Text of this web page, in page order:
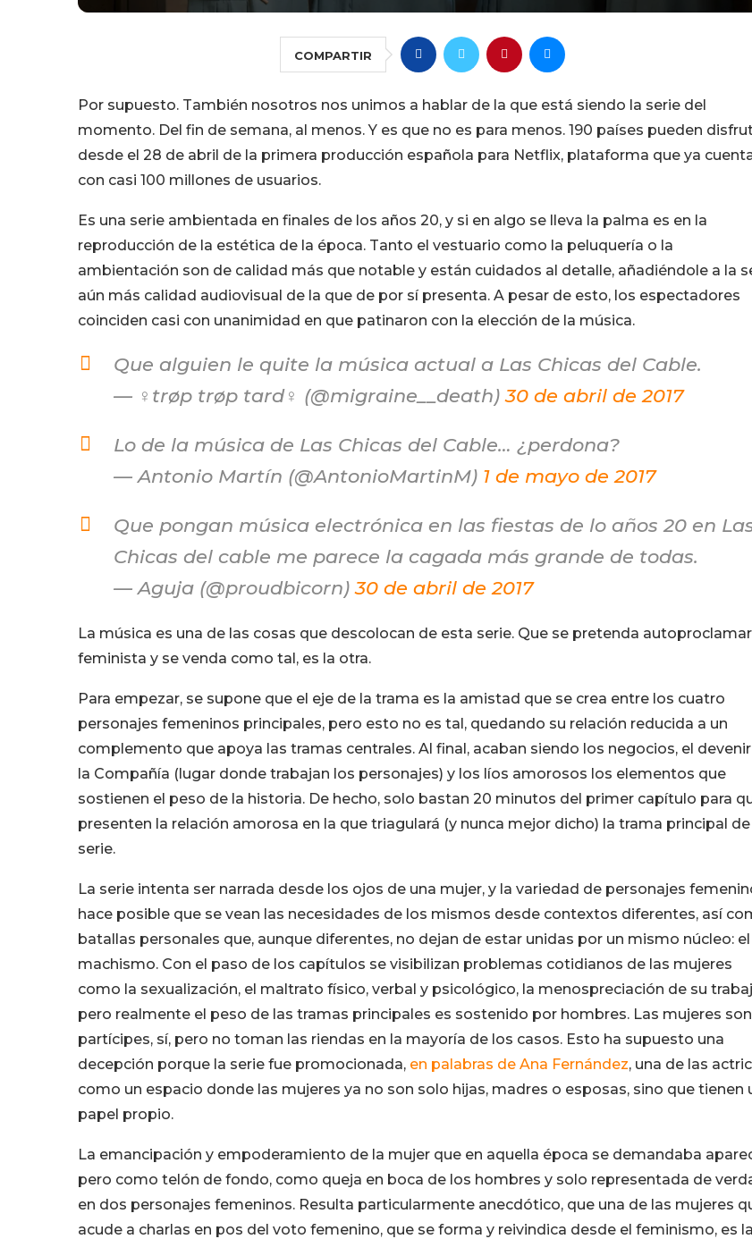
COMPARTIR
Por supuesto. También nosotros nos unimos a hablar de la que está siendo la serie del
momento. Del fin de semana, al menos. Y es que no es para menos. 190 países pueden
desde el 28 de abril de la primera producción española para Netflix, plataforma que ya
con casi 100 millones de usuarios.
Es una serie ambientada en finales de los años 20, y si en algo se lleva la palma es en la
reproducción de la estética de la época. Tanto el vestuario como la peluquería o la
ambientación son de calidad más que notable y están cuidados al detalle, añadiéndole a la
aún más calidad audiovisual de la que de por sí presenta. A pesar de esto, los espectadores
coinciden casi con unanimidad en que patinaron con la elección de la música.
Que alguien le quite la música actual a Las Chicas del Cable.
— ♀trøp trøp tard♀ (@migraine__death)30 de abril de 2017
Lo de la música de Las Chicas del Cable… ¿perdona?
— Antonio Martín (@AntonioMartinM) 1 de mayo de 2017
Que pongan música electrónica en las fiestas de lo años 20 en
Chicas del cable me parece la cagada más grande de todas.
— Aguja (@proudbicorn)30 de abril de 2017
La música es una de las cosas que descolocan de esta serie. Que se pretenda autoproclamar
feminista y se venda como tal, es la otra.
Para empezar, se supone que el eje de la trama es la amistad que se crea entre los cuatro
personajes femeninos principales, pero esto no es tal, quedando su relación reducida a un
complemento que apoya las tramas centrales. Al final, acaban siendo los negocios, el
la Compañía (lugar donde trabajan los personajes) y los líos amorosos los elementos que
sostienen el peso de la historia. De hecho, solo bastan 20 minutos del primer capítulo para
presenten la relación amorosa en la que triagulará (y nunca mejor dicho) la trama principal de
serie.
La serie intenta ser narrada desde los ojos de una mujer, y la variedad de personajes
hace posible que se vean las necesidades de los mismos desde contextos diferentes, así
batallas personales que, aunque diferentes, no dejan de estar unidas por un mismo núcleo: el
machismo. Con el paso de los capítulos se visibilizan problemas cotidianos de las mujeres
como la sexualización, el maltrato físico, verbal y psicológico, la menospreciación de su
pero realmente el peso de las tramas principales es sostenido por hombres. Las mujeres son
partícipes, sí, pero no toman las riendas en la mayoría de los casos. Esto ha supuesto una
decepción porque la serie fue promocionada, en palabras de Ana Fernández, una de las
como un espacio donde las mujeres ya no son solo hijas, madres o esposas, sino que tienen
papel propio.
La emancipación y empoderamiento de la mujer que en aquella época se demandaba
pero como telón de fondo, como queja en boca de los hombres y solo representada de
en dos personajes femeninos. Resulta particularmente anecdótico, que una de las mujeres
acude a charlas en pos del voto femenino, que se forma y reivindica desde el feminismo, es la